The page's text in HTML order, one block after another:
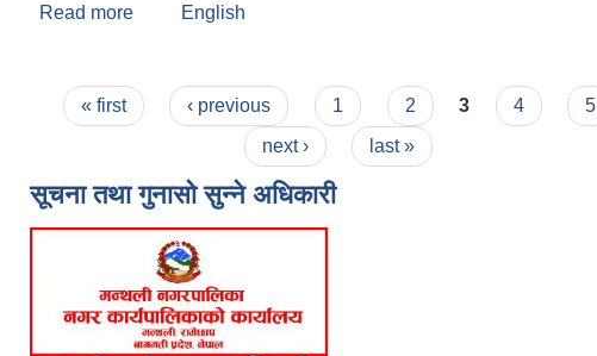
Read more about मन्थली नगरपालिकाको संक्षिप्त चिनारी
English
Pages
« first ‹ previous 1 2 3 4
5
next ›
last »
सूचना तथा गुनासो सुन्ने अधिकारी